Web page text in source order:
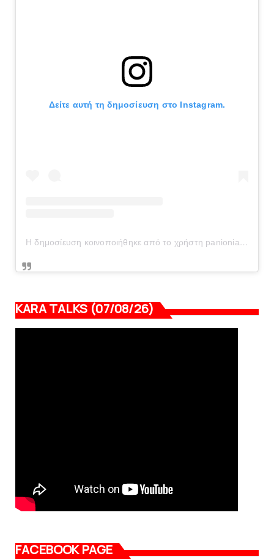
Δείτε αυτή τη δημοσίευση στο Instagram.
Η δημοσίευση κοινοποιήθηκε από το χρήστη panionianea.gr (@panionianea.gr)
KARA TALKS (07/08/26)
FACEBOOK PAGE